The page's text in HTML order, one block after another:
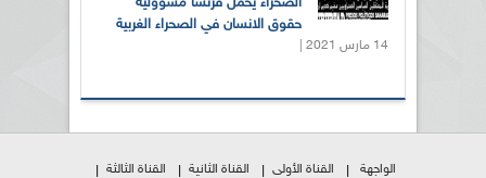
حقوق الانسان في الصحراء الغربية
14 مارس 2021 |
الواجهة القناة الأولى القناة الثانية القناة الثالثة